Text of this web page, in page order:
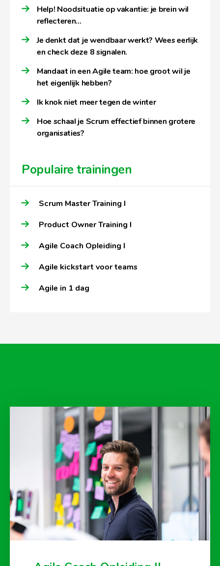
Help! Noodsituatie op vakantie: je brein wil
reflecteren…
Je denkt dat je wendbaar werkt? Wees eerlijk
en check deze 8 signalen.
Mandaat in een Agile team: hoe groot wil je
het eigenlijk hebben?
Ik knok niet meer tegen de winter
Hoe schaal je Scrum effectief binnen grotere
organisaties?
Populaire trainingen
Scrum Master Training I
Product Owner Training I
Agile Coach Opleiding I
Agile kickstart voor teams
Agile in 1 dag